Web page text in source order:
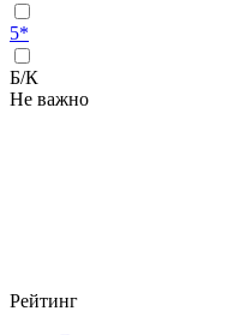
5*
Б/К
Не важно
Рейтинг